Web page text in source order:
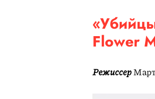
Flower
Режиссер